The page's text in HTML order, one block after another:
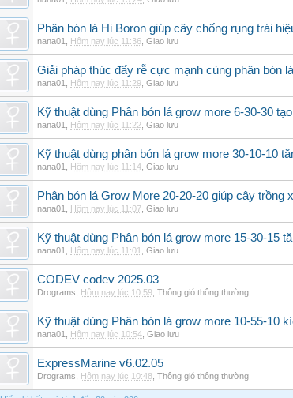
Phân bón lá Hi Boron giúp cây chống rụng trái
nana01 Hôm nay lúc 11:36 Giao lưu
Giải pháp thúc đẩy rễ cực mạnh cùng phân bón
nana01 Hôm nay lúc 11:29 Giao lưu
Kỹ thuật dùng Phân bón lá grow more 6-30-30
nana01 Hôm nay lúc 11:22 Giao lưu
Kỹ thuật dùng phân bón lá grow more 30-10-10
nana01 Hôm nay lúc 11:14 Giao lưu
Phân bón lá Grow More 20-20-20 giúp cây trồng
nana01 Hôm nay lúc 11:07 Giao lưu
Kỹ thuật dùng Phân bón lá grow more 15-30-15
nana01 Hôm nay lúc 11:01 Giao lưu
CODEV codev 2025.03
Drograms Hôm nay lúc 10:59 Thông gió thông thường
Kỹ thuật dùng Phân bón lá grow more 10-55-10
nana01 Hôm nay lúc 10:54 Giao lưu
ExpressMarine v6.02.05
Drograms Hôm nay lúc 10:48 Thông gió thông thường